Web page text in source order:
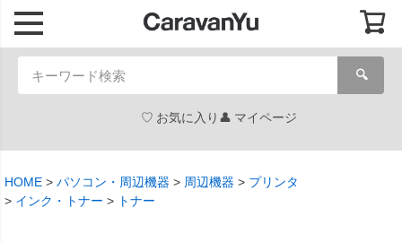
🔍
お気に入り マイページ
HOME パソコン・周辺機器 周辺機器
プリンタ
インク・トナー
トナー